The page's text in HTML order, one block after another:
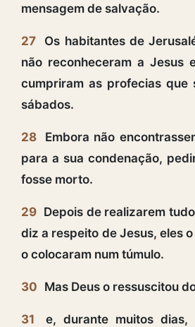
mensagem de salvação.
27
Os habitantes de
não reconheceram a Jesus
cumpriram as profecias que
sábados.
28
Embora não
para a sua condenação,
fosse morto.
29 Depois de realizarem
diz a respeito de Jesus, eles
o colocaram num túmulo.
30 Mas Deus o ressuscitou
31
e, durante muitos